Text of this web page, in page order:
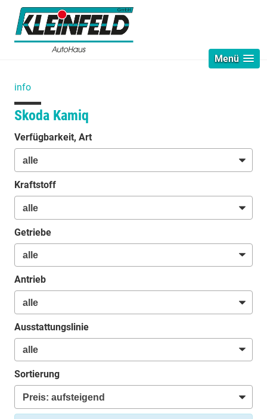
Menü
info
Skoda Kamiq
Verfügbarkeit, Art
Kraftstoff
Getriebe
Antrieb
Ausstattungslinie
Sortierung